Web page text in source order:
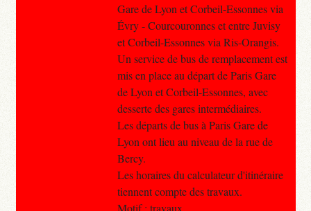
Gare de Lyon et Corbeil-Essonnes via
Évry - Courcouronnes et entre Juvisy
et Corbeil-Essonnes via Ris-Orangis.
Un service de bus de remplacement est
mis en place au départ de Paris Gare
de Lyon et Corbeil-Essonnes, avec
desserte des gares intermédiaires.
Les départs de bus à Paris Gare de
Lyon ont lieu au niveau de la rue de
Bercy.
Les horaires du calculateur d'itinéraire
tiennent compte des travaux.
Motif : travaux.